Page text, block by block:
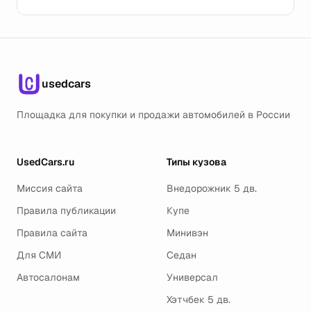
usedcars
Площадка для покупки и продажи автомобилей в России
UsedCars.ru
Миссия сайта
Правила публикации
Правила сайта
Для СМИ
Автосалонам
Типы кузова
Внедорожник 5 дв.
Купе
Минивэн
Седан
Универсал
Хэтчбек 5 дв.